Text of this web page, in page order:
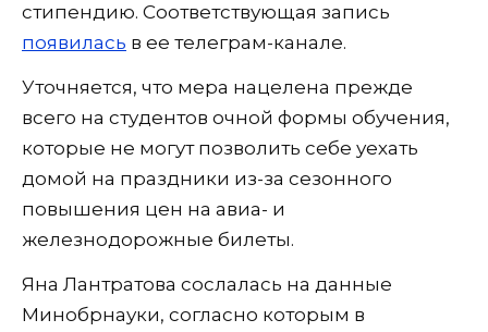
стипендию. Соответствующая запись
появилась в ее телеграм-канале.
Уточняется, что мера нацелена прежде
всего на студентов очной формы обучения,
которые не могут позволить себе уехать
домой на праздники из-за сезонного
повышения цен на авиа- и
железнодорожные билеты.
Яна Лантратова сослалась на данные
Минобрнауки, согласно которым в